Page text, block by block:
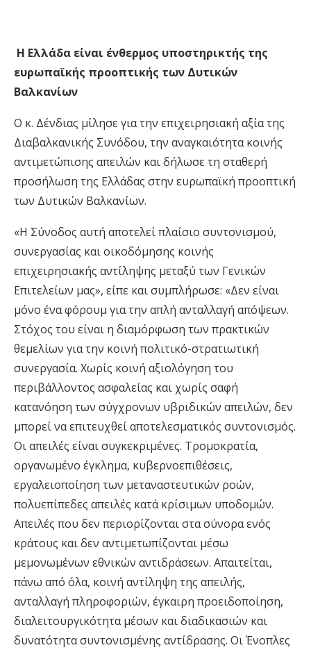
Η Ελλάδα είναι ένθερμος υποστηρικτής της
ευρωπαϊκής προοπτικής των Δυτικών
Βαλκανίων
Ο κ. Δένδιας μίλησε για την επιχειρησιακή αξία της
Διαβαλκανικής Συνόδου, την αναγκαιότητα κοινής
αντιμετώπισης απειλών και δήλωσε τη σταθερή
προσήλωση της Ελλάδας στην ευρωπαϊκή προοπτική
των Δυτικών Βαλκανίων.
«Η Σύνοδος αυτή αποτελεί πλαίσιο συντονισμού,
συνεργασίας και οικοδόμησης κοινής
επιχειρησιακής αντίληψης μεταξύ των Γενικών
Επιτελείων μας», είπε και συμπλήρωσε: «Δεν είναι
μόνο ένα φόρουμ για την απλή ανταλλαγή απόψεων.
Στόχος του είναι η διαμόρφωση των πρακτικών
θεμελίων για την κοινή πολιτικό-στρατιωτική
συνεργασία. Χωρίς κοινή αξιολόγηση του
περιβάλλοντος ασφαλείας και χωρίς σαφή
κατανόηση των σύγχρονων υβριδικών απειλών, δεν
μπορεί να επιτευχθεί αποτελεσματικός συντονισμός.
Οι απειλές είναι συγκεκριμένες. Τρομοκρατία,
οργανωμένο έγκλημα, κυβερνοεπιθέσεις,
εργαλειοποίηση των μεταναστευτικών ροών,
πολυεπίπεδες απειλές κατά κρίσιμων υποδομών.
Απειλές που δεν περιορίζονται στα σύνορα ενός
κράτους και δεν αντιμετωπίζονται μέσω
μεμονωμένων εθνικών αντιδράσεων. Απαιτείται,
πάνω από όλα, κοινή αντίληψη της απειλής,
ανταλλαγή πληροφοριών, έγκαιρη προειδοποίηση,
διαλειτουργικότητα μέσων και διαδικασιών και
δυνατότητα συντονισμένης αντίδρασης. Οι Ένοπλες